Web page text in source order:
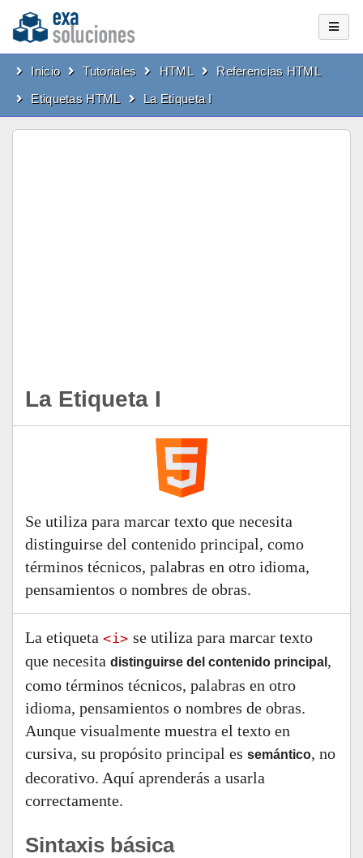
Inicio Tutoriales HTML
Referencias HTML
Etiquetas HTML
La Etiqueta I
La Etiqueta I
Se utiliza para marcar texto que necesita
distinguirse del contenido principal, como
términos técnicos, palabras en otro idioma,
pensamientos o nombres de obras.
La etiqueta <i> se utiliza para marcar texto
que necesita distinguirse del contenido principal ,
como términos técnicos, palabras en otro
idioma, pensamientos o nombres de obras.
Aunque visualmente muestra el texto en
cursiva, su propósito principal es semántico, no
decorativo. Aquí aprenderás a usarla
correctamente.
Sintaxis básica